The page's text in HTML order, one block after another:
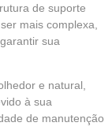
de suporte
mais complexa,
sua
e natural,
à sua
de manutenção